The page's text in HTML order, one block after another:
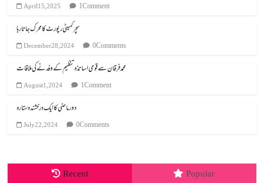
April 15, 2025 1 Comment
سچر کمیٹی رپورٹ کا محرک جاتا رہا
December 28, 2024 0 Comments
محمد فرقان سے قومی اساتذہ تنظیم کے وفد نے کی ملاقات
August 1, 2024 1 Comment
دور ماضی کا ایک درخشندہ ستارہ
July 22, 2024 0 Comments
Recent Popular